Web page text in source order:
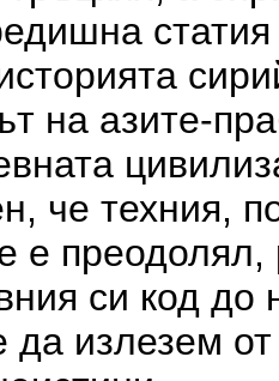
на азите-
че техния,
е
си код
да излезем